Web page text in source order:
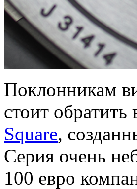
Поклонникам
стоит
Square,
Серия очень
100 евро